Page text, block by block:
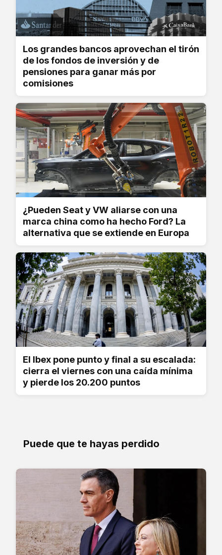
Los grandes bancos aprovechan el tirón
de los fondos de inversión y de
pensiones para ganar más por
comisiones
¿Pueden Seat y VW aliarse con una
marca china como ha hecho Ford? La
alternativa que se extiende en Europa
El Ibex pone punto y final a su escalada:
cierra el viernes con una caída mínima
y pierde los 20.200 puntos
Puede que te hayas perdido